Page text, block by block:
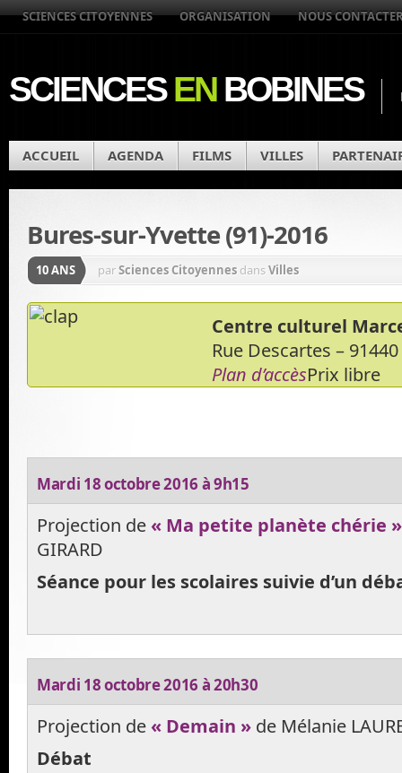
SCIENCES CITOYENNES ORGANISATION NOUS
SCIENCESENBOBINES
ACCUEIL AGENDA FILMS VILLES
Bures-sur-Yvette (91)-2016
10 ANS parSciences Citoyennes dansVilles
Centre culturel
Rue Descartes –
Plan d’accèsPrix libre
Mardi 18 octobre 2016 à 9h15
Projection de « Ma petite planète chérie »
GIRARD
Séance pour les scolaires suivie d’un
Mardi 18 octobre 2016 à 20h30
Projection de « Demain » de Mélanie
Débat